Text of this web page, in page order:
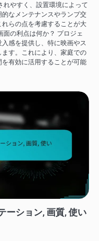
れやすく、設置環境によって
なメンテナンスやランプ交
らの点を考慮することが大
の利点は何か？ プロジェ
感を提供し、特に映画やス
す。これにより、家庭での
有効に活用することが可能
ーション, 画質, 使い